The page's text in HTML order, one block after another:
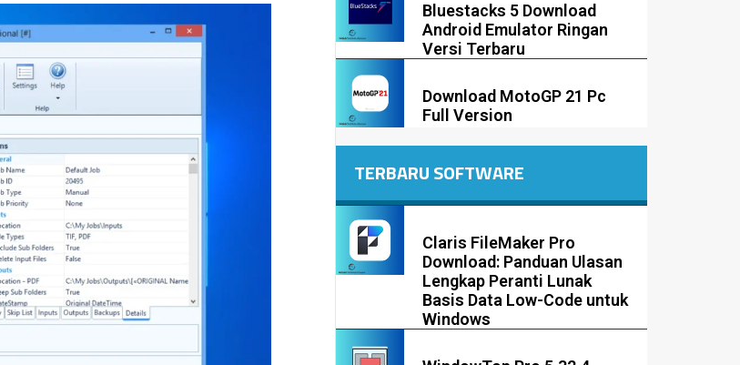
Bluestacks 5 Download
Android Emulator Ringan
Versi Terbaru
Download MotoGP 21 Pc
Full Version
TERBARU SOFTWARE
Claris FileMaker Pro
Download: Panduan Ulasan
Lengkap Peranti Lunak
Basis Data Low-Code untuk
Windows